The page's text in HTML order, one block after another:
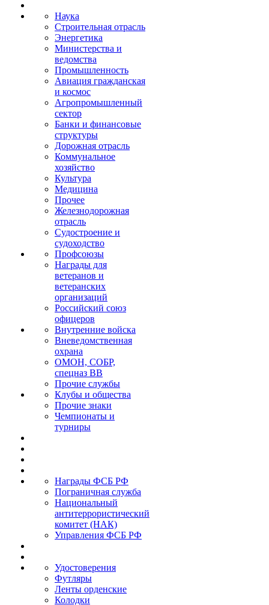
Наука
Строительная отрасль
Энергетика
Министерства и
ведомства
Промышленность
Авиация гражданская
и космос
Агропромышленный
сектор
Банки и финансовые
структуры
Дорожная отрасль
Коммунальное
хозяйство
Культура
Медицина
Прочее
Железнодорожная
отрасль
Судостроение и
судоходство
Профсоюзы
Награды для
ветеранов и
ветеранских
организаций
Российский союз
офицеров
Внутренние войска
Вневедомственная
охрана
ОМОН, СОБР,
спецназ ВВ
Прочие службы
Клубы и общества
Прочие знаки
Чемпионаты и
турниры
Награды ФСБ РФ
Пограничная служба
Национальный
антитеррористический
комитет (НАК)
Управления ФСБ РФ
Удостоверения
Футляры
Ленты орденские
Колодки